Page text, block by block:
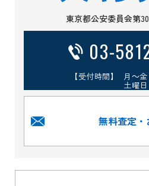
東京都公安委員会第
03-
【受付時間】 月～
土曜
無料査定